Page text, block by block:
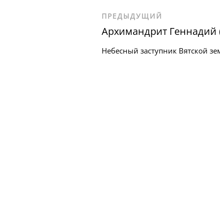
ПРЕДЫДУЩИЙ
Архимандрит Геннадий
Небесный заступник Вятской